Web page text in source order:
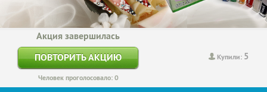
Купили: 5
Акция завершилась
ПОВТОРИТЬ АКЦИЮ
Человек проголосовало: 0